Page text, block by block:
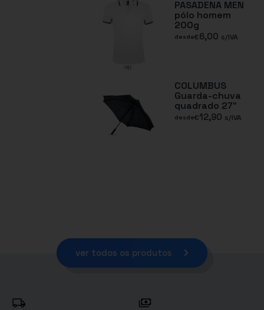
PASADENA MEN
pólo homem
200g
desde€6,00 s/IVA
COLUMBUS
Guarda-chuva
quadrado 27″
desde€12,90 s/IVA
ver todos os produtos